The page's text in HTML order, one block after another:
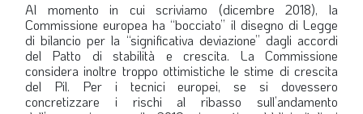
Al momento in cui scriviamo (dicembre 2018), la
Commissione europea ha “bocciato” il disegno di Legge
di bilancio per la “significativa deviazione” dagli accordi
del Patto di stabilità e crescita. La Commissione
considera inoltre troppo ottimistiche le stime di crescita
del Pil. Per i tecnici europei, se si dovessero
concretizzare i rischi al ribasso sull’andamento